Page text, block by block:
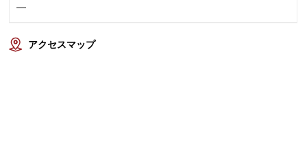
—
アクセスマップ